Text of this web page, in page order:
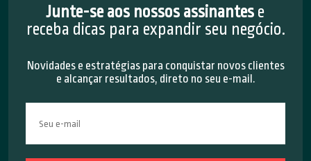
Junte-se aos nossos assinantes e
receba dicas para expandir seu negócio.
Novidades e estratégias para conquistar novos clientes
e alcançar resultados, direto no seu e-mail.